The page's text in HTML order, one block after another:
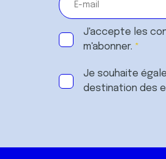
J'accepte les
m'abonner.
Je souhaite
destination des